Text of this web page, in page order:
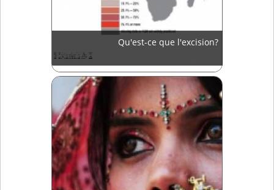
Qu'est-ce que l'excision?